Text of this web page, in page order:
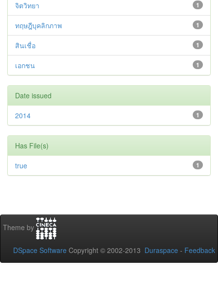
1
จิตวิทยา
1
ทฤษฎีบุคลิกภาพ
1
สินเชื่อ
1
เอกชน
Date issued
1
2014
Has File(s)
1
true
Theme by
DSpace Software Copyright © 2002-2013 Duraspace - Feedback